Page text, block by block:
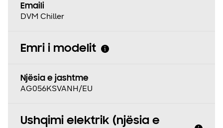
Emaili
DVM Chiller
Emri i modelit
Njësia e jashtme
AG056KSVANH/EU
Ushqimi elektrik (njësia e